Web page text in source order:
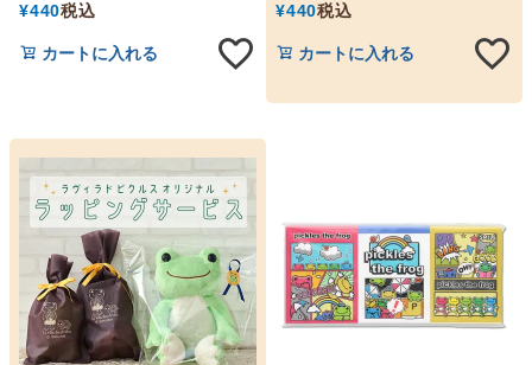
¥440税込
カートに入れる
¥440税込
カートに入れる